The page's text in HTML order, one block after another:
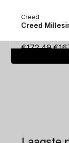
Creed
Creed
€172.49 €